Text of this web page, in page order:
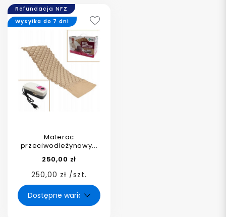
Refundacja NFZ
Materac
przeciwodleżynowy...
250,00 zł
250,00 zł /szt.
Wysyłka do 7 dni